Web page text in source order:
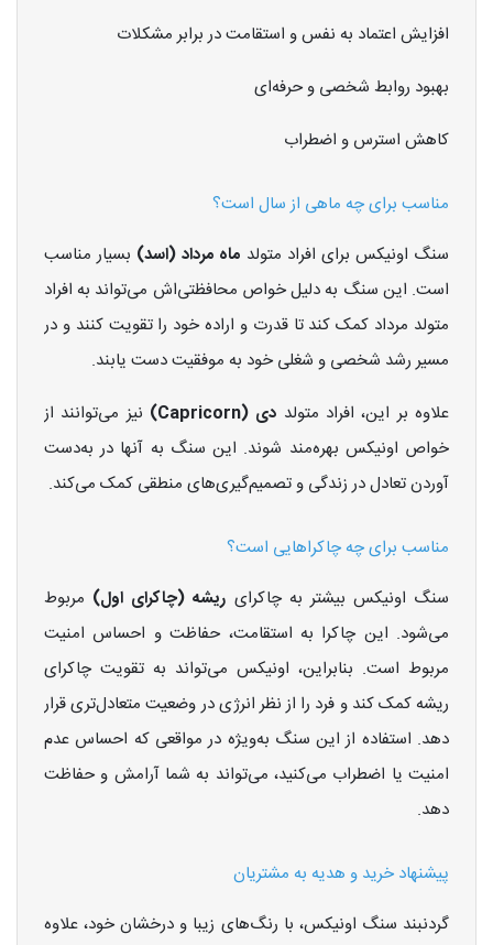
افزایش اعتماد به نفس و استقامت در برابر مشکلات
بهبود روابط شخصی و حرفه‌ای
کاهش استرس و اضطراب
مناسب برای چه ماهی از سال است؟
سنگ اونیکس برای افراد متولد ماه مرداد (اسد) بسیار مناسب
است. این سنگ به دلیل خواص محافظتی‌اش می‌تواند به افراد
متولد مرداد کمک کند تا قدرت و اراده خود را تقویت کنند و در
مسیر رشد شخصی و شغلی خود به موفقیت دست یابند.
علاوه بر این، افراد متولد دی (Capricorn)
نیز می‌توانند از
خواص اونیکس بهره‌مند شوند. این سنگ به آنها در به‌دست
آوردن تعادل در زندگی و تصمیم‌گیری‌های منطقی کمک می‌کند.
مناسب برای چه چاکراهایی است؟
سنگ اونیکس بیشتر به چاکرای ریشه (چاکرای اول) مربوط
می‌شود. این چاکرا به استقامت، حفاظت و احساس امنیت
مربوط است. بنابراین، اونیکس می‌تواند به تقویت چاکرای
ریشه کمک کند و فرد را از نظر انرژی در وضعیت متعادل‌تری قرار
دهد. استفاده از این سنگ به‌ویژه در مواقعی که احساس عدم
امنیت یا اضطراب می‌کنید، می‌تواند به شما آرامش و حفاظت
دهد.
پیشنهاد خرید و هدیه به مشتریان
گردنبند سنگ اونیکس، با رنگ‌های زیبا و درخشان خود، علاوه